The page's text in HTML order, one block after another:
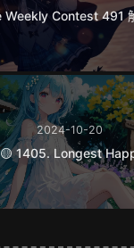
Weekly Contest 491
2024-10-20
1405. Longest